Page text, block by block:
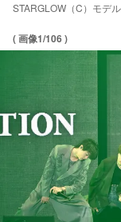
STARGLOW（C）モデ
( 画像1/106 )